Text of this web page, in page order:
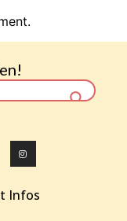
Infos